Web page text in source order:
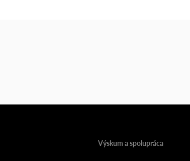
Výskum a spolupráca